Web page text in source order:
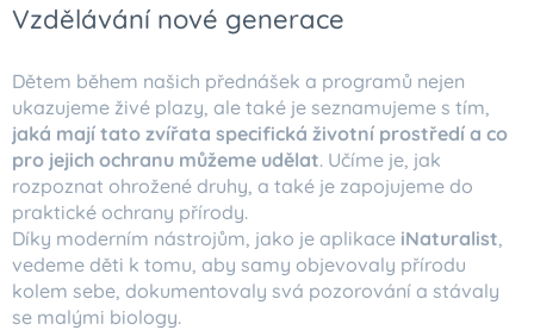
Vzdělávání nové generace
Dětem během našich přednášek a programů nejen
ukazujeme živé plazy, ale také je seznamujeme s tím,
jaká mají tato zvířata specifická životní prostředí a co
pro jejich ochranu můžeme udělat. Učíme je, jak
rozpoznat ohrožené druhy, a také je zapojujeme do
praktické ochrany přírody.
Díky moderním nástrojům, jako je aplikace iNaturalist
vedeme děti k tomu, aby samy objevovaly přírodu
kolem sebe, dokumentovaly svá pozorování a stávaly
se malými biology.